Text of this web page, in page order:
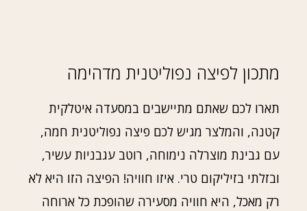
מתכון לפיצה נפוליטנית מדהימה
תארו לכם שאתם מתיישבים במסעדה איטלקית
קטנה, והמלצר מגיש לכם פיצה נפוליטנית חמה,
עם גבינת מוצרלה נימוחה, רוטב עגבניות עשיר,
ובזלתי בזיליקום טרי. איזו חוויה! הפיצה הזו היא לא
רק מאכל, היא חוויה מסעירה שהופכת כל ארוחה